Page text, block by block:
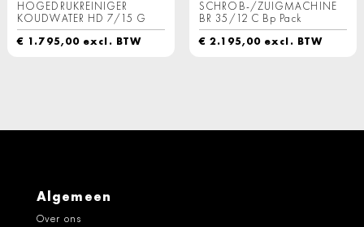
HOGEDRUKREINIGER
KOUDWATER HD 7/15 G
€ 1.795,00 excl. BTW
SCHROB-/ZUIGMACHINE
BR 35/12 C Bp Pack
€ 2.195,00 excl. BTW
Algemeen
Over ons